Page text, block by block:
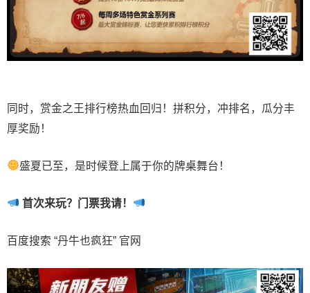
同时，赏金之王排行榜热血回归！拼积分，冲排名，瓜分丰
厚奖励！
盛夏已至，是时候登上属于你的牌桌舞台！
首次来玩？门票我请！
百度搜索 “丹牛也疯狂” 官网